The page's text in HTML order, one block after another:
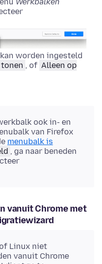
worden ingesteld
, of Alleen op
ook in- en
van Firefox
menubalk is
, ga naar beneden
vanuit Chrome met
Linux niet
vanuit Chrome